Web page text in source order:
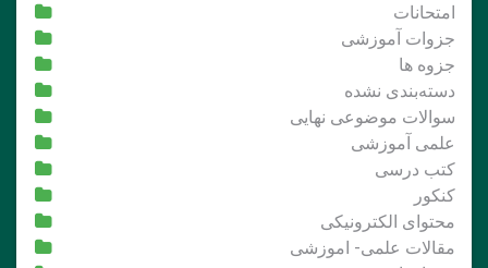
امتحانات
جزوات آموزشی
جزوه ها
دسته‌بندی نشده
سوالات موضوعی نهایی
علمی آموزشی
کتب درسی
کنکور
محتوای الکترونیکی
مقالات علمی- اموزشی